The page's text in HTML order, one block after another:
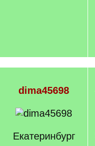
dima45698
Екатеринбург